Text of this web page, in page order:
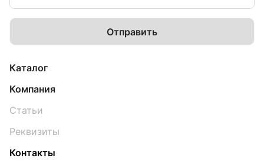
Каталог
Компания
Статьи
Реквизиты
Контакты